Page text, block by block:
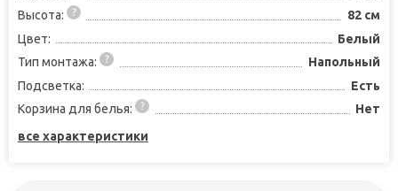
Высота:
82 см
Цвет:
Белый
Тип монтажа:
Напольный
Подсветка:
Есть
Корзина для белья:
Нет
все характеристики